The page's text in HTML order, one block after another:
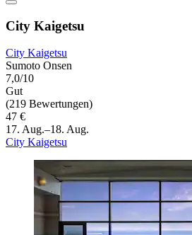
City Kaigetsu
City Kaigetsu
Sumoto Onsen
7,0/10
Gut
(219 Bewertungen)
47 €
17. Aug.–18. Aug.
City Kaigetsu